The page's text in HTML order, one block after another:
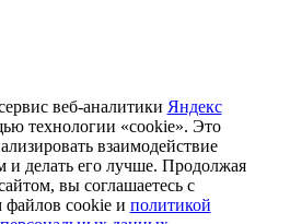
веб-аналитики Яндекс
технологии «cookie». Это
взаимодействие
и делать его лучше. Продолжая
вы соглашаетесь с
файлов cookie и политикой